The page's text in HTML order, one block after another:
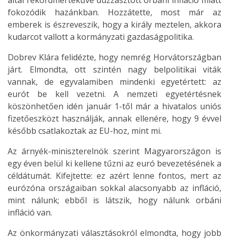
fokozódik hazánkban. Hozzátette, most már az
emberek is észreveszik, hogy a király meztelen, akkora
kudarcot vallott a kormányzati gazdaságpolitika.
Dobrev Klára felidézte, hogy nemrég Horvátországban
járt. Elmondta, ott szintén nagy belpolitikai viták
vannak, de egyvalamiben mindenki egyetértett: az
eurót be kell vezetni. A nemzeti egyetértésnek
köszönhetően idén január 1-től már a hivatalos uniós
fizetőeszközt használják, annak ellenére, hogy 9 évvel
később csatlakoztak az EU-hoz, mint mi.
Az árnyék-miniszterelnök szerint Magyarországon is
egy éven belül ki kellene tűzni az euró bevezetésének a
céldátumát. Kifejtette: ez azért lenne fontos, mert az
eurózóna országaiban sokkal alacsonyabb az infláció,
mint nálunk; ebből is látszik, hogy nálunk orbáni
infláció van.
Az önkormányzati választásokról elmondta, hogy jobb